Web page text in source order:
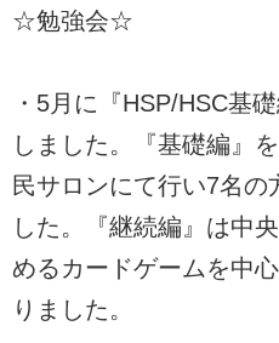
☆勉強会☆
・5月に『HSP/HSC基
しました。『基礎編』
民サロンにて行い7名の
した。『継続編』は中
めるカードゲームを中
りました。